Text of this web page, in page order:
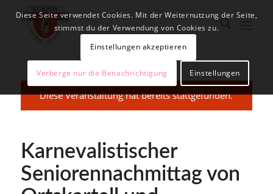
Diese Veranstaltung hat bereits stattgefunden.
Karnevalistischer
Seniorennachmittag von
Diese Seite verwendet Cookies. Mit der Weiternutzung der Seite,
stimmst du der Verwendung von Cookies zu.
Einstellungen akzeptieren
Verberge nur die Benachrichtigung Einstellungen